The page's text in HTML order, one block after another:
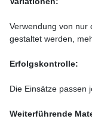
Verwendung von nur
gestaltet werden,
Erfolgskontrolle:
Die Einsätze passen
Weiterführende